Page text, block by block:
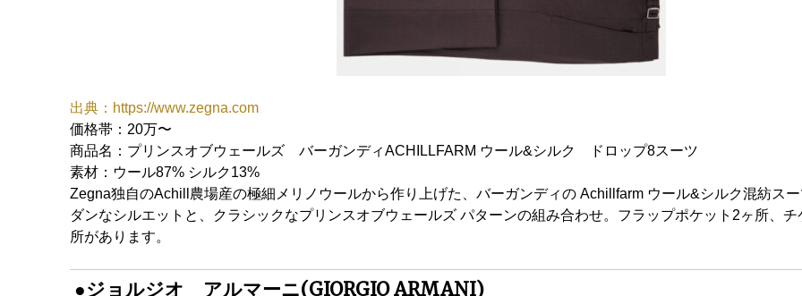
出典：https://www.zegna.com
価格帯：20万〜
商品名：プリンスオブウェールズ バーガンディACHILLFARM ウール&シルク ドロップ8スーツ
素材：ウール87% シルク13%
Zegna独自のAchill農場産の極細メリノウールから作り上げた、バーガンディの Achillfarm ウール&シルク混紡ス
ダンなシルエットと、クラシックなプリンスオブウェールズ パターンの組み合わせ。フラップポケット2ヶ所、
所があります。
●ジョルジオ アルマーニ(GIORGIO ARMANI)